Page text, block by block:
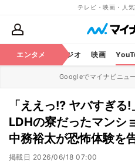
テレビ・映画・人
エンタメ
テレビ ラジオ 映画
Googleでマイナビニュ
「ええっ!? ヤバすぎ
LDHの寮だったマンシ
中務裕太が恐怖体験を
掲載日 2026/06/18 07:00